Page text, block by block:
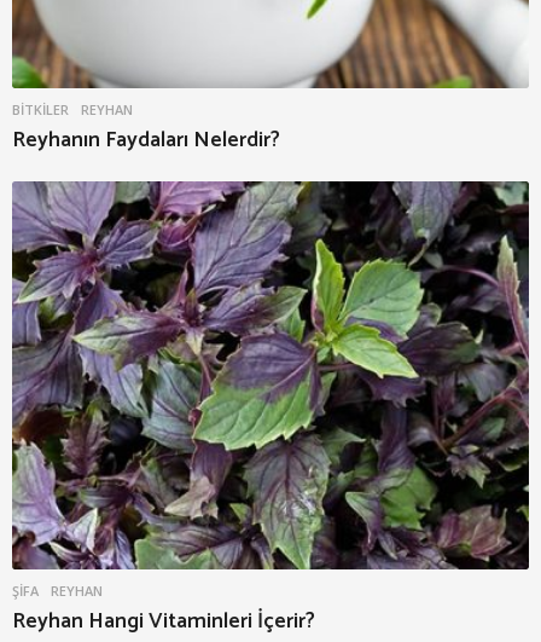
BITKILER REYHAN
Reyhanın Faydaları Nelerdir?
ŞIFA REYHAN
Reyhan Hangi Vitaminleri İçerir?